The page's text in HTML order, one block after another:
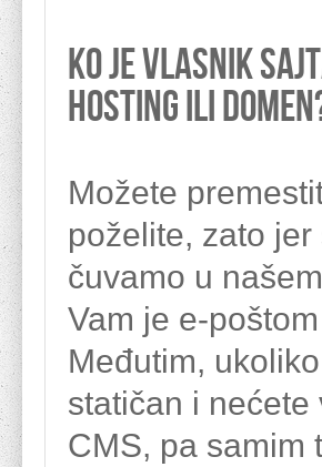
Ko je vlasnik
hosting ili
Možete
poželite, zato
čuvamo u
Vam je e-
Međutim,
statičan i
CMS, pa samim